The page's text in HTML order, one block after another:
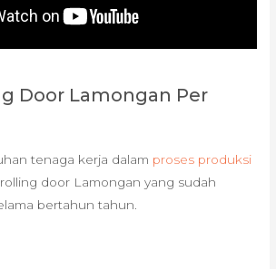
Door Lamongan Per
tenaga kerja dalam proses produksi
door Lamongan yang sudah
bertahun tahun.